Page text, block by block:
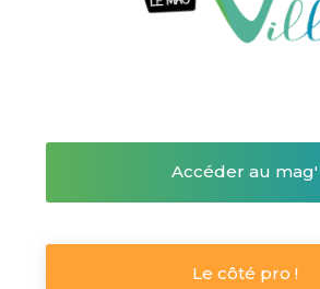
Accéder au mag'
Le côté pro !